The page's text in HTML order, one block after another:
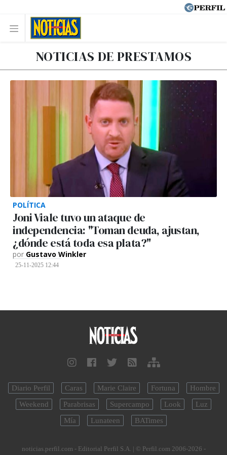
NOTICIAS DE PRESTAMOS
POLÍTICA
Joni Viale tuvo un ataque de
independencia: "Toman deuda, ajustan,
¿dónde está toda esa plata?"
por Gustavo Winkler
25-11-2025 12:44
Diario Perfil Caras Marie Claire Fortuna
Hombre
Weekend
Parabrisas Supercampo Look
Luz
Mía
Lunateen BATimes
noticias.perfil.com - Editorial Perfil S.A. | © Perfil.com 2006-2026 -